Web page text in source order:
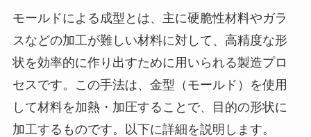
モールドによる成型とは、主に硬脆性材料やガラ
スなどの加工が難しい材料に対して、高精度な形
状を効率的に作り出すために用いられる製造プロ
セスです。この手法は、金型（モールド）を使用
して材料を加熱・加圧することで、目的の形状に
加工するものです。以下に詳細を説明します。